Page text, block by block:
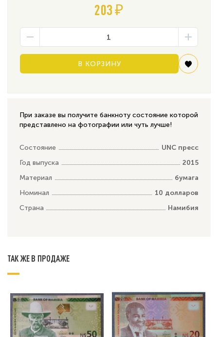
203 ₽
В КОРЗИНУ
При заказе вы получите банкноту состояние которой
представлено на фотографии или чуть лучше!
Состояние
UNC пресс
Год выпуска
2015
Материал
бумага
Номинал
10 долларов
Страна
Намибия
ТАК ЖЕ В ПРОДАЖЕ